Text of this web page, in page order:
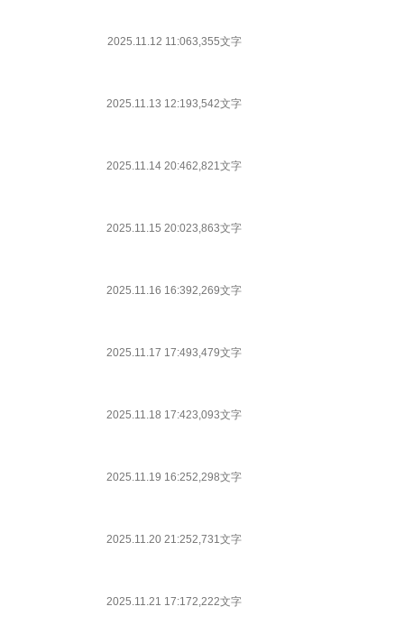
2025.11.12 11:063,355文字
2025.11.13 12:193,542文字
2025.11.14 20:462,821文字
2025.11.15 20:023,863文字
2025.11.16 16:392,269文字
2025.11.17 17:493,479文字
2025.11.18 17:423,093文字
2025.11.19 16:252,298文字
2025.11.20 21:252,731文字
2025.11.21 17:172,222文字